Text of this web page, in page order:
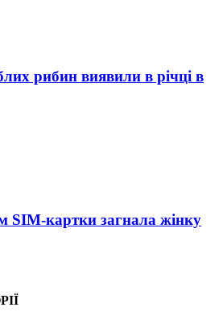
рибин виявили в річці в
SIM-картки загнала жінку